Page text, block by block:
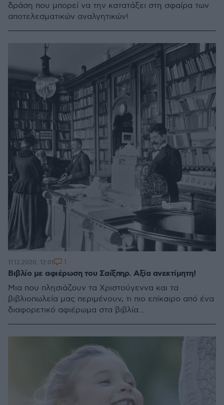
δράση που μπορεί να την κατατάξει στη σφαίρα των
αποτελεσματικών αναλγητικών!
Βιβλίο με αφιέρωση του Σαίξπηρ. Αξία ανεκτίμητη!
Μια που πλησιάζουν τα Χριστούγεννα και τα
βιβλιοπωλεία μας περιμένουν, τι πιο επίκαιρο από ένα
διαφορετικό αφιέρωμα στα βιβλία...
11.12.2020, 12:01 1